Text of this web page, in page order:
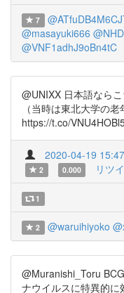
7
@masayuki666
@VNF1adhJ9oBn4tC
@UNIXX 日本語なら
（当時は東北大学の
https://t.co/
2020-04-19
2 0.000 リツ
1
2 @waruihiyoko
@Muranishi_Toru
ナウイルスに特異的